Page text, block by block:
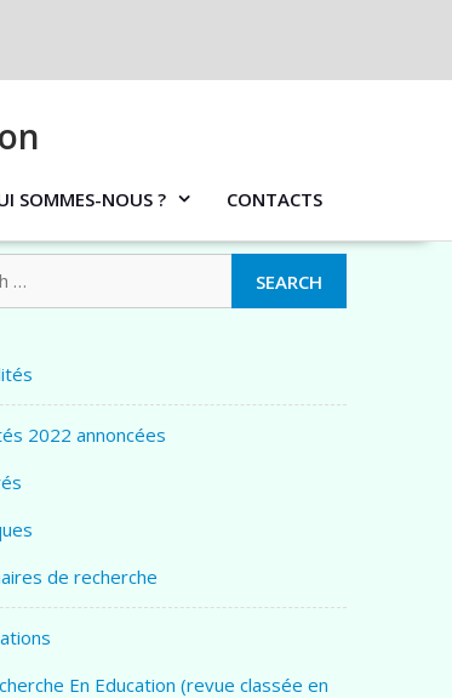
SOMMES-NOUS ? CONTACTS
2022 annoncées
de recherche
En Education (revue classée en